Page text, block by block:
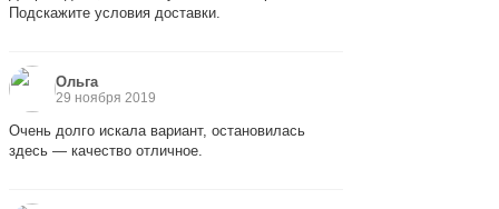
Подскажите условия доставки.
Ольга
29 ноября 2019
Очень долго искала вариант, остановилась
здесь — качество отличное.